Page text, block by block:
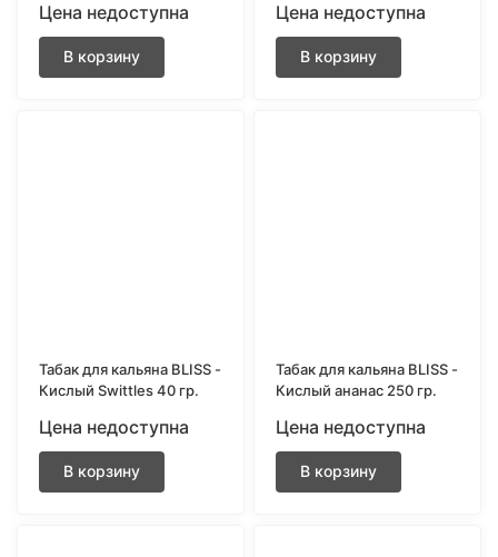
Цена недоступна
В корзину
Цена недоступна
В корзину
Табак для кальяна BLISS -
Кислый Swittles 40 гр.
Цена недоступна
В корзину
Табак для кальяна BLISS -
Кислый ананас 250 гр.
Цена недоступна
В корзину